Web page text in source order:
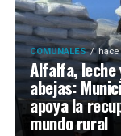
COMUNALES hace
Alfalfa, leche
abejas:
apoya la
mundo rural